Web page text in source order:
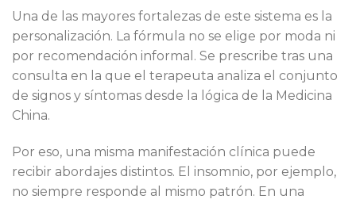
Una de las mayores fortalezas de este sistema es la
personalización. La fórmula no se elige por moda ni
por recomendación informal. Se prescribe tras una
consulta en la que el terapeuta analiza el conjunto
de signos y síntomas desde la lógica de la Medicina
China.
Por eso, una misma manifestación clínica puede
recibir abordajes distintos. El insomnio, por ejemplo,
no siempre responde al mismo patrón. En una